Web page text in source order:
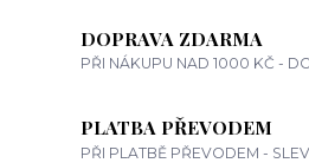
DOPRAVA ZDARMA
PŘI NÁKUPU NAD 1000 KČ -
PLATBA PŘEVODEM
PŘI PLATBĚ PŘEVODEM -